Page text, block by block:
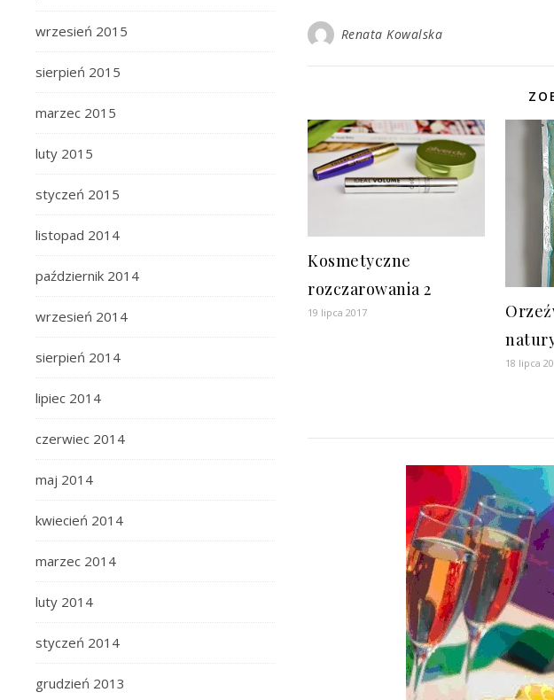
wrzesień 2015
sierpień 2015
marzec 2015
luty 2015
styczeń 2015
listopad 2014
październik 2014
wrzesień 2014
sierpień 2014
lipiec 2014
czerwiec 2014
maj 2014
kwiecień 2014
marzec 2014
luty 2014
styczeń 2014
grudzień 2013
Renata Kowalska
Kosmetyczne
rozczarowania 2
19 lipca 2017
18 lipca